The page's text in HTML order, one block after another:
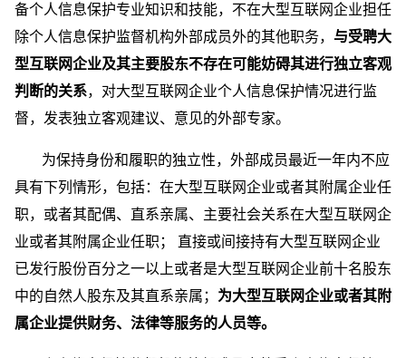
备个人信息保护专业知识和技能，不在大型互联网企业担任
除个人信息保护监督机构外部成员外的其他职务， 与受聘大
型互联网企业及其主要股东不存在可能妨碍其进行独立客观
判断的关系，对大型互联网企业个人信息保护情况进行监
督，发表独立客观建议、意见的外部专家。
为保持身份和履职的独立性，外部成员最近一年内不应
具有下列情形，包括：在大型互联网企业或者其附属企业任
职，或者其配偶、直系亲属、主要社会关系在大型互联网企
业或者其附属企业任职； 直接或间接持有大型互联网企业
已发行股份百分之一以上或者是大型互联网企业前十名股东
中的自然人股东及其直系亲属； 为大型互联网企业或者其附
属企业提供财务、法律等服务的人员等。